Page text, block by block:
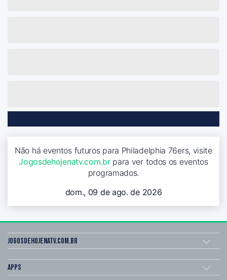
Não há eventos futuros para Philadelphia 76ers, visite
Jogosdehojenatv.com.brpara ver todos os eventos
programados.
dom., 09 de ago. de 2026
Jogosdehojenatv.com.br
Apps